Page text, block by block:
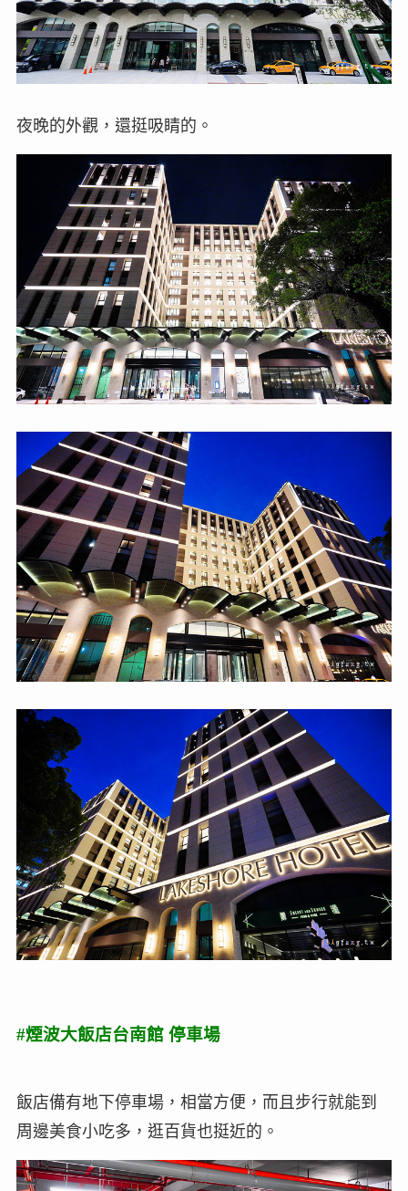
夜晚的外觀，還挺吸睛的。
#煙波大飯店台南館 停車場
飯店備有地下停車場，相當方便，而且步行就能到
周邊美食小吃多，逛百貨也挺近的。